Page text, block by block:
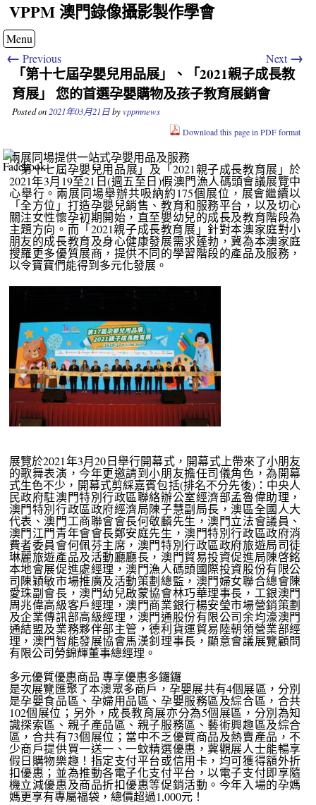
VPPM 澳門錄像攝影製作學會
Menu
← Previous Next→
「第十七屆孕嬰兒用品展」、「2021親子成長教
育展」 您的首選孕嬰購物及孩子教育展銷會
Posted on 2021年03月21日byvppmnews
Download this page in PDF format
兩展同場提供一站式孕嬰用品及服務
「第十七屆孕嬰兒用品展」及「2021親子成長教育展」於
2021年3月19至21日(週五至日)假澳門漁人碼頭會議展覽中
心舉行。兩展同場舉辦共吸納約175個展位，展會繼續以
「全方位」打造孕嬰兒銷售、教育和服務平台，以及切心
關注女性懷孕初期開始，直至嬰幼兒的成長及教育階段為
主題方向。而「2021親子成長教育展」針對本澳家庭對小
朋友的成長教育及身心健康發展需求蓬勃，冀為本澳家庭
搜羅更多優質展商，提供不同的學習階段的產品及服務，
以令寶寶們能得到多元化發展。
展覽於2021年3月20日舉行開幕式，開幕式上帶來了小朋友
的歌舞表演，今年更邀請到小朋友擔任司儀角色，為開幕
式生色不少，開幕式剪綵嘉賓包括(排名不分先後)：中央人
民政府駐澳門特別行政區聯絡辦公室經濟部孟魯偉助理，
澳門特別行政區政府經濟局陳子慧副局長，澳區全國人大
代表、澳門工商聯會會長何敬麟先生，澳門立法會議員、
澳門江門青年會會長鄭安庭先生，澳門特別行政區政府消
費者委員會何佩芬主席，澳門特別行政區政府旅遊局司徒
琳麗旅遊產品及活動廳廳長，澳門貿易投資促進局陳啓銘
本地會展促進處經理，澳門漁人碼頭國際投資股份有限公
司陳穎敏市場推廣及活動策劃總監，澳門婦女聯合總會陳
愛珠副會長，澳門幼兒啟蒙協會林巧華理事長，工銀澳門
周兆偉高級客戶經理，澳門商業銀行楊安瑩市場營銷策劃
及企業傳訊部高級經理，澳門通股份有限公司余均濠澳門
通結盟及業務夥伴部主管，德利貨運貿易陸朝領營業部經
理，澳門智能發展協會馬漢釗理事長，顯意會議展覽顧問
有限公司勞錦輝董事總經理。
多元優質優惠商品 專享優惠多鑼鑼
是次展覽匯聚了本澳眾多商戶，孕嬰展共有4個展區，分別
是孕嬰食品區、孕婦用品區、孕嬰服務區及綜合區，合共
102個展位；另外，成長教育展亦分為5個展區，分別為知
識探索區、親子產品區、親子服務區、藝術興趣區及綜合
區，合共有73個展位；當中不乏優質商品及熱賣產品，不
少商戶提供買一送一、一蚊精選優惠，冀觀展人士能暢享
假日購物樂趣！指定支付平台或信用卡，均可獲得額外折
扣優惠；並為推動各電子化支付平台，以電子支付即享隨
機立減優惠及商品折扣優惠等促銷活動。今年入場的孕媽
媽更享有專屬福袋，總價超過1,000元！